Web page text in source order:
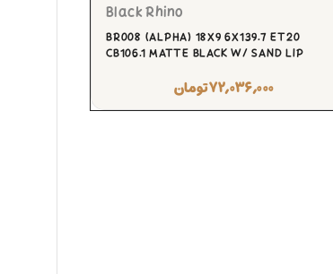
Black Rhino
BR008 (ALPHA) 18X9 6X139.7 ET20
CB106.1 MATTE BLACK W/ SAND LIP
۷۲,۰۳۶,۰۰۰تومان